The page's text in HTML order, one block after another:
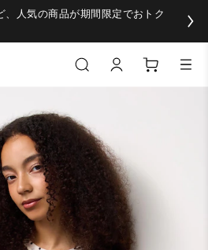
、人気の商品が期間限定でおトク